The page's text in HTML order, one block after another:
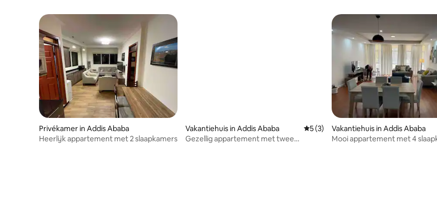
Privékamer in Addis Ababa
Heerlijk appartement met 2 slaapkamers
Vakantiehuis in Addis Ababa Gemiddelde beoordeling van 5 uit 5, 3
5 (3)
Gezellig appartement met twee
Vakantiehuis in Addis Ababa
Mooi appartement met 4